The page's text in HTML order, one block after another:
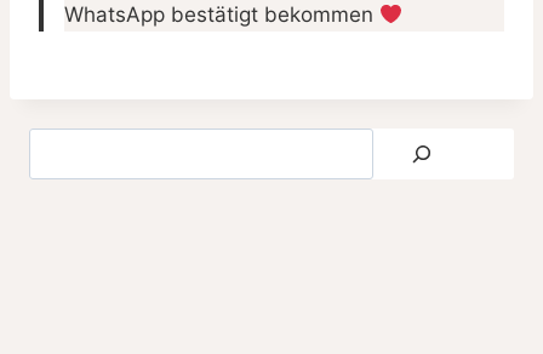
WhatsApp bestätigt bekommen